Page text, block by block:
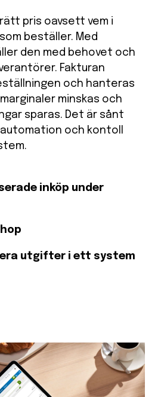
pris oavsett vem i
beställer. Med
den med behovet och
Fakturan
och hanteras
minskas och
sparas. Det är sånt
och kontoll
inköp under
era utgifter i ett system